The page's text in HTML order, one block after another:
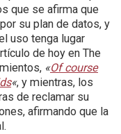
que se afirma que
su plan de datos, y
uso tenga lugar
de hoy en The
«Of course
«, y mientras, los
de reclamar su
afirmando que la